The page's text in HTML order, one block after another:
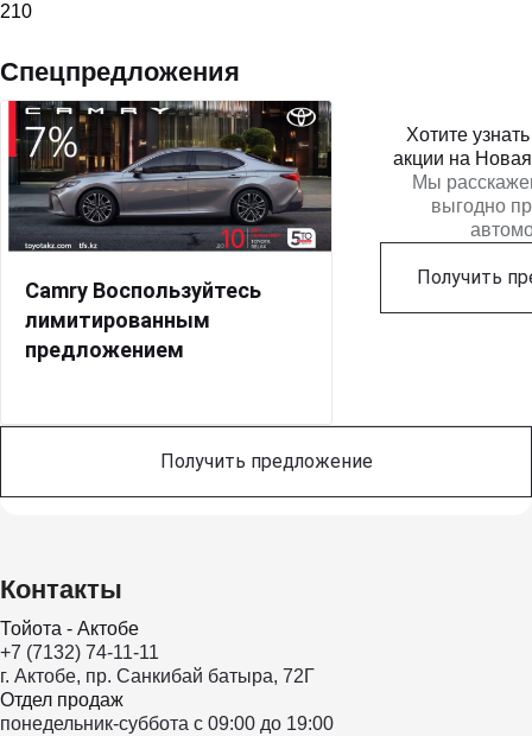
210
Спецпредложения
Camry Воспользуйтесь
лимитированным
предложением
Хотите
акции на
Мы
выгодно
Получить
Получить предложение
Контакты
Тойота - Актобе
+7 (7132) 74-11-11
г. Актобе, пр. Санкибай батыра, 72Г
Отдел продаж
понедельник-суббота с 09:00 до 19:00